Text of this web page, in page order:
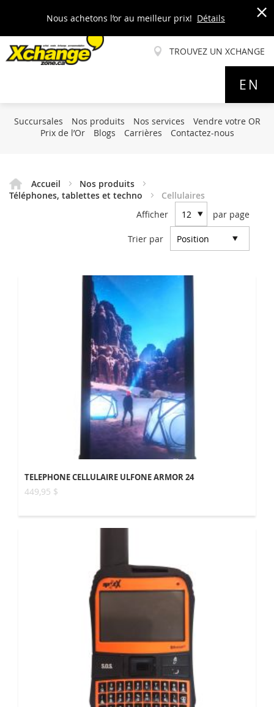
Nous achetons l’or au meilleur prix! Détails
x
TROUVEZ UN XCHANGE
EN
Succursales Nos produits Nos services
Vendre votre OR
Prix de l’Or
Blogs Carrières Contactez-nous
Accueil
Nos produits
Téléphones, tablettes et techno
Cellulaires
Afficher par page
Trier par
TELEPHONE CELLULAIRE ULFONE ARMOR 24
449,95 $